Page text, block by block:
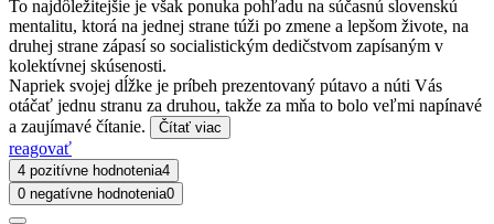
To najdôležitejšie je však ponuka pohľadu na súčasnú slovenskú
mentalitu, ktorá na jednej strane túži po zmene a lepšom živote, na
druhej strane zápasí so socialistickým dedičstvom zapísaným v
kolektívnej skúsenosti.
Napriek svojej dĺžke je príbeh prezentovaný pútavo a núti Vás
otáčať jednu stranu za druhou, takže za mňa to bolo veľmi napínavé
a zaujímavé čítanie.
Čítať viac
reagovať
4 pozitívne hodnotenia4
0 negatívne hodnotenia0